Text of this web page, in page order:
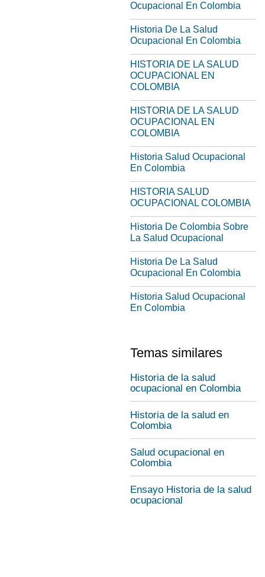
Ocupacional En Colombia
Historia De La Salud
Ocupacional En Colombia
HISTORIA DE LA SALUD
OCUPACIONAL EN
COLOMBIA
HISTORIA DE LA SALUD
OCUPACIONAL EN
COLOMBIA
Historia Salud Ocupacional
En Colombia
HISTORIA SALUD
OCUPACIONAL COLOMBIA
Historia De Colombia Sobre
La Salud Ocupacional
Historia De La Salud
Ocupacional En Colombia
Historia Salud Ocupacional
En Colombia
Temas similares
Historia de la salud
ocupacional en Colombia
Historia de la salud en
Colombia
Salud ocupacional en
Colombia
Ensayo Historia de la salud
ocupacional